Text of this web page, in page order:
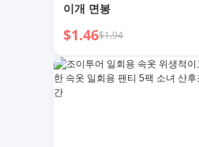
이개 면봉
$1.46$1.94